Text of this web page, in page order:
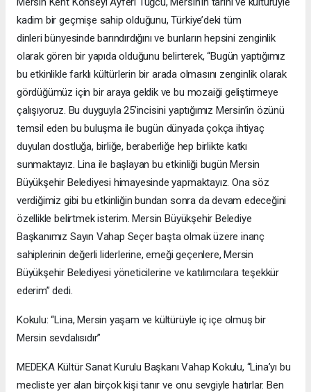
kadim bir geçmişe sahip olduğunu, Türkiye’deki tüm
dinleri bünyesinde barındırdığını ve bunların hepsini zenginlik
olarak gören bir yapıda olduğunu belirterek, “Bugün yaptığımız
bu etkinlikle farklı kültürlerin bir arada olmasını zenginlik olarak
gördüğümüz için bir araya geldik ve bu mozaiği geliştirmeye
çalışıyoruz. Bu duyguyla 25’incisini yaptığımız Mersin’in özünü
temsil eden bu buluşma ile bugün dünyada çokça ihtiyaç
duyulan dostluğa, birliğe, beraberliğe hep birlikte katkı
sunmaktayız. Lina ile başlayan bu etkinliği bugün Mersin
Büyükşehir Belediyesi himayesinde yapmaktayız. Ona söz
verdiğimiz gibi bu etkinliğin bundan sonra da devam edeceğini
özellikle belirtmek isterim. Mersin Büyükşehir Belediye
Başkanımız Sayın Vahap Seçer başta olmak üzere inanç
sahiplerinin değerli liderlerine, emeği geçenlere, Mersin
Büyükşehir Belediyesi yöneticilerine ve katılımcılara teşekkür
ederim” dedi.
Kokulu: “Lina, Mersin yaşam ve kültürüyle iç içe olmuş bir
Mersin sevdalısıdır”
MEDEKA Kültür Sanat Kurulu Başkanı Vahap Kokulu, “Lina’yı bu
mecliste yer alan birçok kişi tanır ve onu sevgiyle hatırlar. Ben